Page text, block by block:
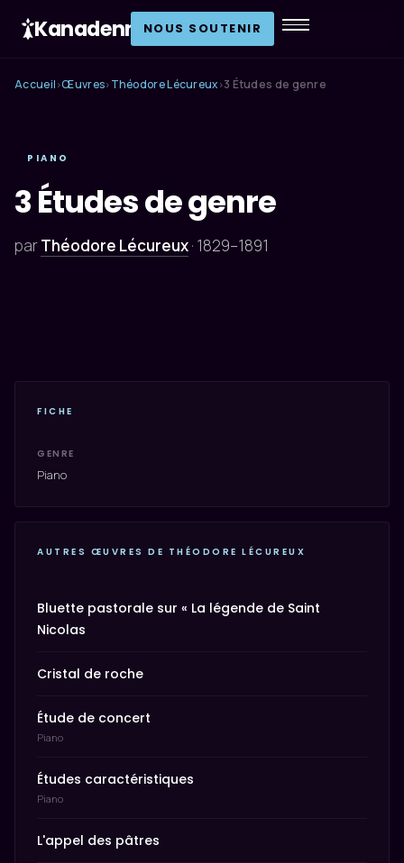
Kanadenn NOUS SOUTENIR
Accueil ›Œuvres› Théodore Lécureux ›3 Études de genre
PIANO
3 Études de genre
parThéodore Lécureux· 1829–1891
FICHE
GENRE
Piano
AUTRES ŒUVRES DE THÉODORE LÉCUREUX
Bluette pastorale sur « La légende de Saint
Nicolas
Cristal de roche
Étude de concert
Piano
Études caractéristiques
Piano
L'appel des pâtres